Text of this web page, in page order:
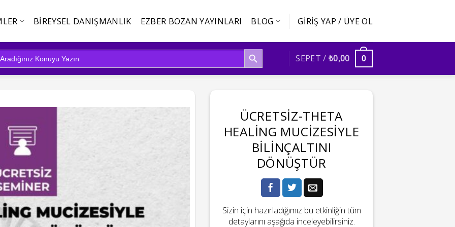
BIREYSEL DANIŞMANLIK EZBER BOZAN YAYINLARI BLOG GIRIŞ YAP / ÜYE OL
SEARCH BUTTON
SEPET / ₺0,00 0
ÜCRETSİZ-THETA
HEALING MUCIZESIYLE
BILINÇALTINI
DÖNÜŞTÜR
Sizin için hazırladığımız bu etkinliğin tüm
detaylarını aşağıda inceleyebilirsiniz.